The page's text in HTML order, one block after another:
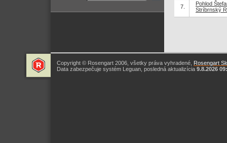
7.
Pohlod
Stríbrnský
Copyright © Rosengart 2006, všetky práva vyhradené, Rosengart
Data zabezpečuje systém Leguan, posledná aktualizícia 9.8.2026